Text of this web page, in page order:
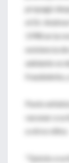
propagó
el Dr.
1998 en la
existencia
adelante se
Pavlo
vacunar a
a otros niños.
"Quizás a